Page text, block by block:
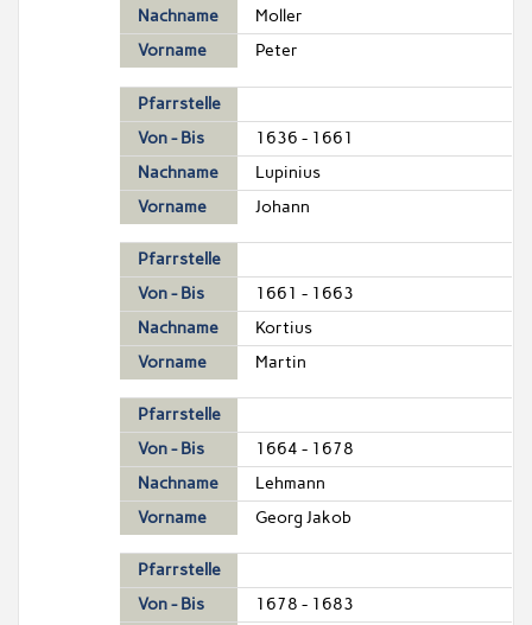
Nachname
Moller
Vorname
Peter
Pfarrstelle
Von - Bis
1636 - 1661
Nachname
Lupinius
Vorname
Johann
Pfarrstelle
Von - Bis
1661 - 1663
Nachname
Kortius
Vorname
Martin
Pfarrstelle
Von - Bis
1664 - 1678
Nachname
Lehmann
Vorname
Georg Jakob
Pfarrstelle
Von - Bis
1678 - 1683